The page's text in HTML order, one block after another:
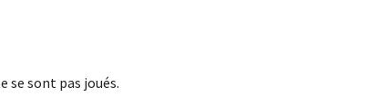
se sont pas joués.